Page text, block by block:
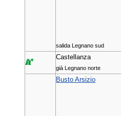
salida Legnano sud
Castellanza
già Legnano norte
Busto Arsizio